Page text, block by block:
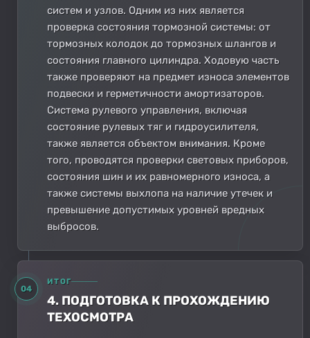
систем и узлов. Одним из них является
проверка состояния тормозной системы: от
тормозных колодок до тормозных шлангов и
состояния главного цилиндра. Ходовую часть
также проверяют на предмет износа элементов
подвески и герметичности амортизаторов.
Система рулевого управления, включая
состояние рулевых тяг и гидроусилителя,
также является объектом внимания. Кроме
того, проводятся проверки световых приборов,
состояния шин и их равномерного износа, а
также системы выхлопа на наличие утечек и
превышение допустимых уровней вредных
выбросов.
04
ИТОГ
4. ПОДГОТОВКА К ПРОХОЖДЕНИЮ
ТЕХОСМОТРА